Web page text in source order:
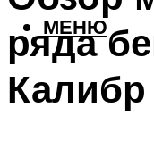
МЕНЮ
ряда
Калибр